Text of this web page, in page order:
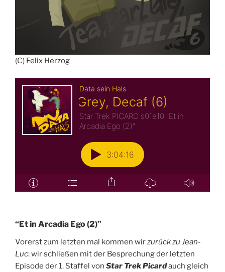
(C) Felix Herzog
“Et in Arcadia Ego (2)”
Vorerst zum letzten mal kommen wirzurück zu Jean-
Luc: wir schließen mit der Besprechung der letzten
Episode der 1. Staffel von Star Trek Picardauch gleich